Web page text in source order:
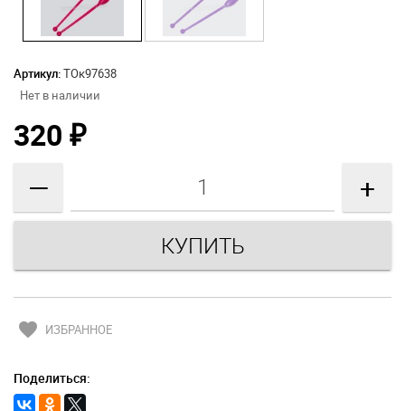
Артикул:ТОк97638
Нет в наличии
320 ₽
— +
favorite ИЗБРАННОЕ
Поделиться: